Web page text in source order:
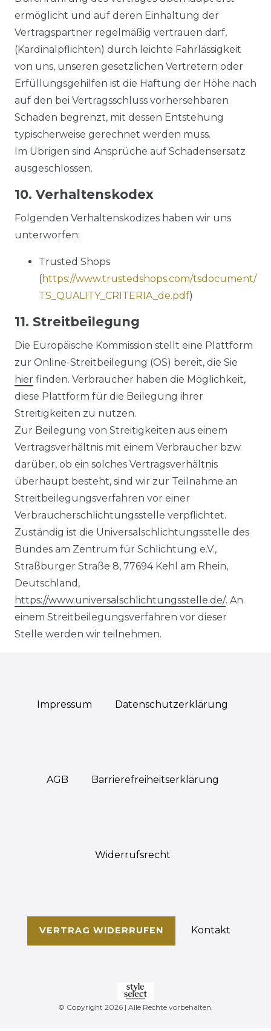
ermöglicht und auf deren Einhaltung der
Vertragspartner regelmäßig vertrauen darf,
(Kardinalpflichten) durch leichte Fahrlässigkeit
von uns, unseren gesetzlichen Vertretern oder
Erfüllungsgehilfen ist die Haftung der Höhe nach
auf den bei Vertragsschluss vorhersehbaren
Schaden begrenzt, mit dessen Entstehung
typischerweise gerechnet werden muss.
Im Übrigen sind Ansprüche auf Schadensersatz
ausgeschlossen.
10. Verhaltenskodex
Folgenden Verhaltenskodizes haben wir uns
unterworfen:
Trusted Shops
(https://www.trustedshops.com/tsdocument/
TS_QUALITY_CRITERIA_de.pdf)
11. Streitbeilegung
Die Europäische Kommission stellt eine Plattform
zur Online-Streitbeilegung (OS) bereit, die Sie
hier finden. Verbraucher haben die Möglichkeit,
diese Plattform für die Beilegung ihrer
Streitigkeiten zu nutzen.
Zur Beilegung von Streitigkeiten aus einem
Vertragsverhältnis mit einem Verbraucher bzw.
darüber, ob ein solches Vertragsverhältnis
überhaupt besteht, sind wir zur Teilnahme an
Streitbeilegungsverfahren vor einer
Verbraucherschlichtungsstelle verpflichtet.
Zuständig ist die Universalschlichtungsstelle des
Bundes am Zentrum für Schlichtung e.V.,
Straßburger Straße 8, 77694 Kehl am Rhein,
Deutschland,
https://www.universalschlichtungsstelle.de/. An
einem Streitbeilegungsverfahren vor dieser
Stelle werden wir teilnehmen.
Impressum Daten­schutz­erklärung
AGB Barrierefreiheitserklärung
Widerrufs­recht
VERTRAG WIDERRUFEN Kontakt
© Copyright 2026 | Alle Rechte vorbehalten.